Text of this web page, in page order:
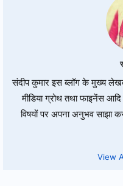
संदीप कुमार इस ब्लॉग के मुख्य
मीडिया ग्रोथ तथा फाइनेंस
विषयों पर अपना अनुभव साझा
View